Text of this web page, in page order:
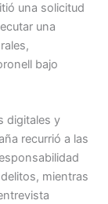
una solicitud
una
bajo
digitales y
recurrió a las
mientras